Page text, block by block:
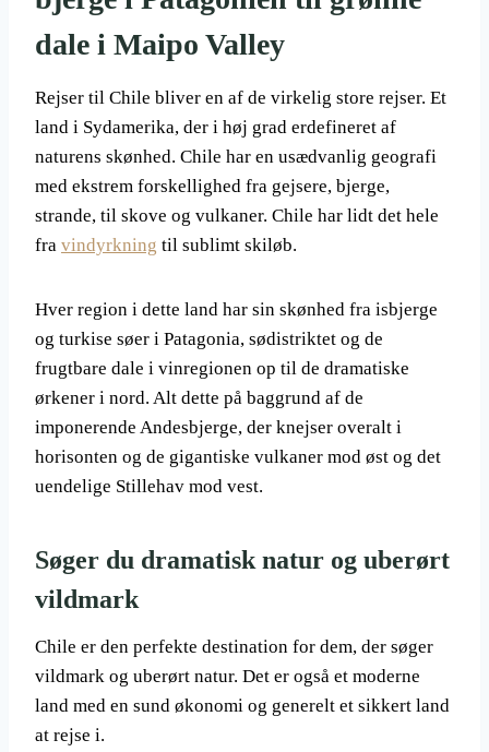
dale i Maipo Valley
Rejser til Chile bliver en af de virkelig store rejser. Et
land i Sydamerika, der i høj grad erdefineret af
naturens skønhed. Chile har en usædvanlig geografi
med ekstrem forskellighed fra gejsere, bjerge,
strande, til skove og vulkaner. Chile har lidt det hele
fra vindyrkning til sublimt skiløb.
Hver region i dette land har sin skønhed fra isbjerge
og turkise søer i Patagonia, sødistriktet og de
frugtbare dale i vinregionen op til de dramatiske
ørkener i nord. Alt dette på baggrund af de
imponerende Andesbjerge, der knejser overalt i
horisonten og de gigantiske vulkaner mod øst og det
uendelige Stillehav mod vest.
Søger du dramatisk natur og uberørt
vildmark
Chile er den perfekte destination for dem, der søger
vildmark og uberørt natur. Det er også et moderne
land med en sund økonomi og generelt et sikkert land
at rejse i.